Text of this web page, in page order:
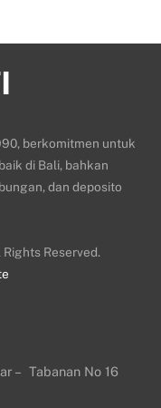
berkomitmen untuk
di Bali, bahkan
dan deposito
Reserved.
– Tabanan No 16